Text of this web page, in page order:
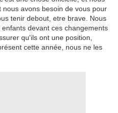
avons besoin de vous pour
tenir debout, etre brave. Nous
devant ces changements
qu'ils ont une position,
cette année, nous ne les